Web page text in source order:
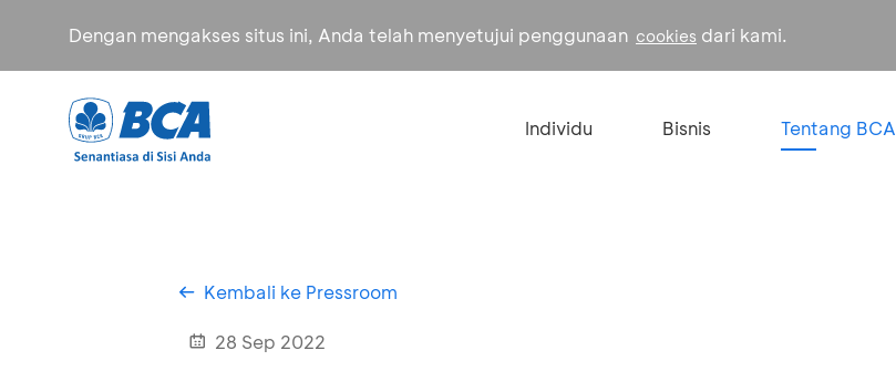
Dengan mengakses situs ini, Anda telah menyetujui penggunaan cookies dari kami.
Individu Bisnis Tentang BCA
Kembali ke Pressroom
28 Sep 2022